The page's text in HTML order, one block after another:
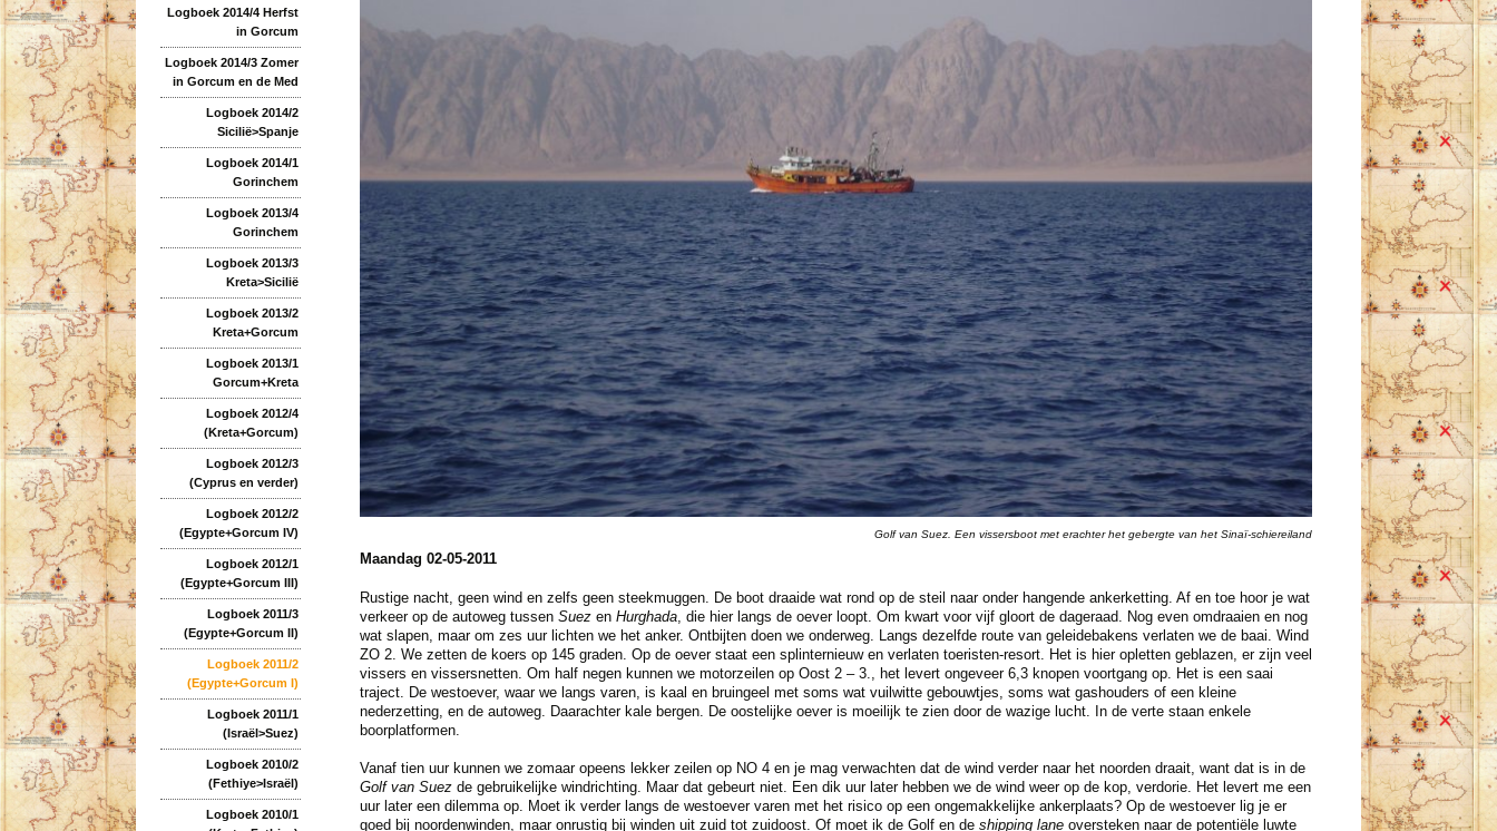
Logboek 2014/4 Herfst
in Gorcum
Logboek 2014/3 Zomer
in Gorcum en de Med
Logboek 2014/2
Sicilië>Spanje
Logboek 2014/1
Gorinchem
Logboek 2013/4
Gorinchem
Logboek 2013/3
Kreta>Sicilië
Logboek 2013/2
Kreta+Gorcum
Logboek 2013/1
Gorcum+Kreta
Logboek 2012/4
(Kreta+Gorcum)
Logboek 2012/3
(Cyprus en verder)
Logboek 2012/2
(Egypte+Gorcum IV)
Logboek 2012/1
(Egypte+Gorcum III)
Logboek 2011/3
(Egypte+Gorcum II)
Logboek 2011/2
(Egypte+Gorcum I)
Logboek 2011/1
(Israël>Suez)
Logboek 2010/2
(Fethiye>Israël)
Logboek 2010/1
Golf van Suez. Een vissersboot met erachter het gebergte van het Sinaï-schiereiland
Maandag 02-05-2011
Rustige nacht, geen wind en zelfs geen steekmuggen. De boot draaide wat rond op de steil naar onder hangende ankerketting. Af en toe hoor je wat
verkeer op de autoweg tussen Suezen Hurghada, die hier langs de oever loopt. Om kwart voor vijf gloort de dageraad. Nog even omdraaien en nog
wat slapen, maar om zes uur lichten we het anker. Ontbijten doen we onderweg. Langs dezelfde route van geleidebakens verlaten we de baai. Wind
ZO 2. We zetten de koers op 145 graden. Op de oever staat een splinternieuw en verlaten toeristen-resort. Het is hier opletten geblazen, er zijn veel
vissers en vissersnetten. Om half negen kunnen we motorzeilen op Oost 2 – 3., het levert ongeveer 6,3 knopen voortgang op. Het is een saai
traject. De westoever, waar we langs varen, is kaal en bruingeel met soms wat vuilwitte gebouwtjes, soms wat gashouders of een kleine
nederzetting, en de autoweg. Daarachter kale bergen. De oostelijke oever is moeilijk te zien door de wazige lucht. In de verte staan enkele
boorplatformen.
Vanaf tien uur kunnen we zomaar opeens lekker zeilen op NO 4 en je mag verwachten dat de wind verder naar het noorden draait, want dat is in de
Golf van Suezde gebruikelijke windrichting. Maar dat gebeurt niet. Een dik uur later hebben we de wind weer op de kop, verdorie. Het levert me een
uur later een dilemma op. Moet ik verder langs de westoever varen met het risico op een ongemakkelijke ankerplaats? Op de westoever lig je er
goed bij noordenwinden, maar onrustig bij winden uit zuid tot zuidoost. Of moet ik de Golf en de shipping laneoversteken naar de potentiële luwte